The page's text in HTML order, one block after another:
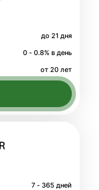
до 21 дня
0 - 0.8% в день
от 20 лет
7 - 365 дней